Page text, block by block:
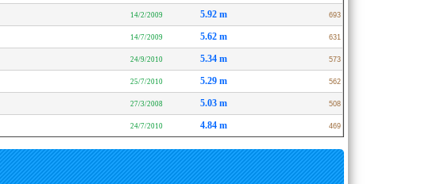
14/2/2009 5.92 m 693
14/7/2009 5.62 m 631
24/9/2010 5.34 m 573
25/7/2010 5.29 m 562
27/3/2008 5.03 m 508
24/7/2010 4.84 m 469